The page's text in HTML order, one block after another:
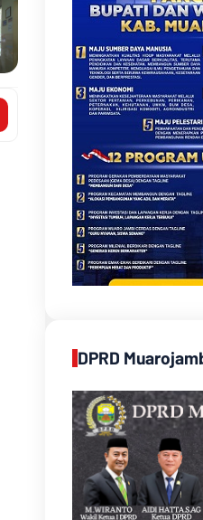
DPRD